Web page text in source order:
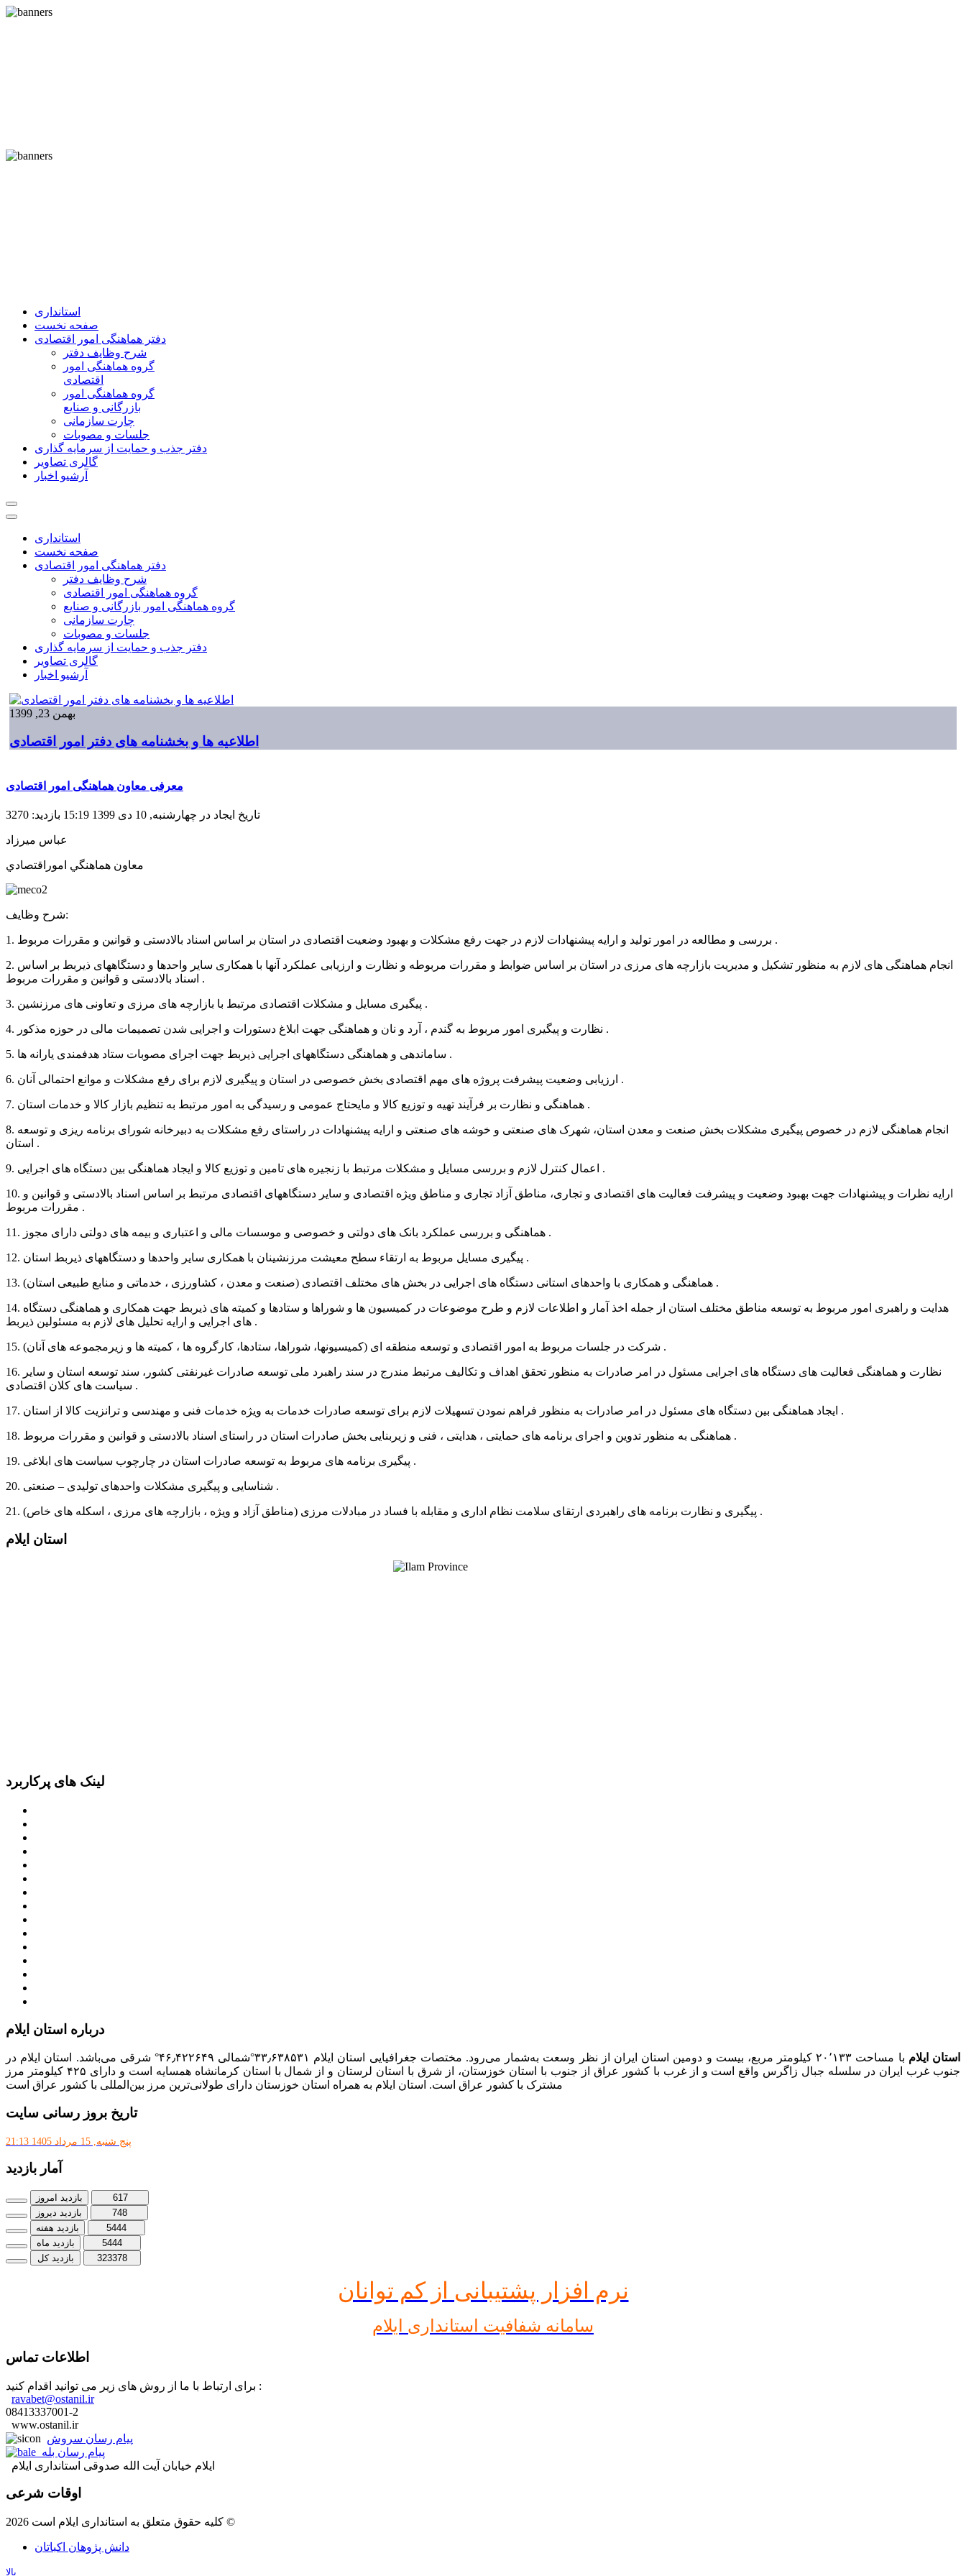
استانداری
صفحه نخست
دفتر هماهنگی امور اقتصادی
شرح وظایف دفتر
گروه هماهنگی امور
اقتصادی
گروه هماهنگی امور
بازرگانی و صنایع
چارت سازمانی
جلسات و مصوبات
دفتر جذب و حمایت از سرمایه گذاری
گالری تصاویر
آرشیو اخبار
استانداری
صفحه نخست
دفتر هماهنگی امور اقتصادی
شرح وظایف دفتر
گروه هماهنگی امور اقتصادی
گروه هماهنگی امور بازرگانی و صنایع
چارت سازمانی
جلسات و مصوبات
دفتر جذب و حمایت از سرمایه گذاری
گالری تصاویر
آرشیو اخبار
بهمن 23, 1399
اطلاعیه ها و بخشنامه های دفتر امور اقتصادی
معرفی معاون هماهنگی امور اقتصادی
تاریخ ایجاد در چهارشنبه, 10 دی 1399 15:19 بازدید: 3270
عباس میرزاد
معاون هماهنگي اموراقتصادي
شرح وظایف:
1. بررسی و مطالعه در امور تولید و ارایه پیشنهادات لازم در جهت رفع مشکلات و بهبود وضعیت اقتصادی در استان بر اساس اسناد بالادستی و قوانین و مقررات مربوط .
2. انجام هماهنگی های لازم به منظور تشکیل و مدیریت بازارچه های مرزی در استان بر اساس ضوابط و مقررات مربوطه و نظارت و ارزیابی عملکرد آنها با همکاری سایر واحدها و دستگاههای ذیربط بر اساس
اسناد بالادستی و قوانین و مقررات مربوط .
3. پیگیری مسایل و مشکلات اقتصادی مرتبط با بازارچه های مرزی و تعاونی های مرزنشین .
4. نظارت و پیگیری امور مربوط به گندم ، آرد و نان و هماهنگی جهت ابلاغ دستورات و اجرایی شدن تصمیمات مالی در حوزه مذکور .
5. ساماندهی و هماهنگی دستگاههای اجرایی ذیربط جهت اجرای مصوبات ستاد هدفمندی یارانه ها .
6. ارزیابی وضعیت پیشرفت پروژه های مهم اقتصادی بخش خصوصی در استان و پیگیری لازم برای رفع مشکلات و موانع احتمالی آنان .
7. هماهنگی و نظارت بر فرآیند تهیه و توزیع کالا و مایحتاج عمومی و رسیدگی به امور مرتبط به تنظیم بازار کالا و خدمات استان .
8. انجام هماهنگی لازم در خصوص پیگیری مشکلات بخش صنعت و معدن استان، شهرک های صنعتی و خوشه های صنعتی و ارایه پیشنهادات در راستای رفع مشکلات به دبیرخانه شورای برنامه ریزی و توسعه
استان .
9. اعمال کنترل لازم و بررسی مسایل و مشکلات مرتبط با زنجیره های تامین و توزیع کالا و ایجاد هماهنگی بین دستگاه های اجرایی .
10. ارایه نظرات و پیشنهادات جهت بهبود وضعیت و پیشرفت فعالیت های اقتصادی و تجاری، مناطق آزاد تجاری و مناطق ویژه اقتصادی و سایر دستگاههای اقتصادی مرتبط بر اساس اسناد بالادستی و قوانین و
مقررات مربوط .
11. هماهنگی و بررسی عملکرد بانک های دولتی و خصوصی و موسسات مالی و اعتباری و بیمه های دولتی دارای مجوز .
12. پیگیری مسایل مربوط به ارتقاء سطح معیشت مرزنشینان با همکاری سایر واحدها و دستگاههای ذیربط استان .
13. هماهنگی و همکاری با واحدهای استانی دستگاه های اجرایی در بخش های مختلف اقتصادی (صنعت و معدن ، کشاورزی ، خدماتی و منابع طبیعی استان) .
14. هدایت و راهبری امور مربوط به توسعه مناطق مختلف استان از جمله اخذ آمار و اطلاعات لازم و طرح موضوعات در کمیسیون ها و شوراها و ستادها و کمیته های ذیربط جهت همکاری و هماهنگی دستگاه
های اجرایی و ارایه تحلیل های لازم به مسئولین ذیربط .
15. شرکت در جلسات مربوط به امور اقتصادی و توسعه منطقه ای (کمیسیونها، شوراها، ستادها، کارگروه ها ، کمیته ها و زیرمجموعه های آنان) .
16. نظارت و هماهنگی فعالیت های دستگاه های اجرایی مسئول در امر صادرات به منظور تحقق اهداف و تکالیف مرتبط مندرج در سند راهبرد ملی توسعه صادرات غیرنفتی کشور، سند توسعه استان و سایر
سیاست های کلان اقتصادی .
17. ایجاد هماهنگی بین دستگاه های مسئول در امر صادرات به منظور فراهم نمودن تسهیلات لازم برای توسعه صادرات خدمات به ویژه خدمات فنی و مهندسی و ترانزیت کالا از استان .
18. هماهنگی به منظور تدوین و اجرای برنامه های حمایتی ، هدایتی ، فنی و زیربنایی بخش صادرات استان در راستای اسناد بالادستی و قوانین و مقررات مربوط .
19. پیگیری برنامه های مربوط به توسعه صادرات استان در چارچوب سیاست های ابلاغی .
20. شناسایی و پیگیری مشکلات واحدهای تولیدی – صنعتی .
21. پیگیری و نظارت برنامه های راهبردی ارتقای سلامت نظام اداری و مقابله با فساد در مبادلات مرزی (مناطق آزاد و ویژه ، بازارچه های مرزی ، اسکله های خاص) .
استان ایلام
لینک های پرکاربرد
درباره استان ایلام
استان ایلام
با مساحت ۲۰٬۱۳۳ کیلومتر مربع، بیست و دومین استان ایران از نظر وسعت به‌شمار می‌رود. مختصات جغرافیایی استان ایلام ۳۳٫۶۳۸۵۳۱°شمالی ۴۶٫۴۲۲۶۴۹° شرقی می‌باشد. استان ایلام در
جنوب غرب ایران در سلسله جبال زاگرس واقع است و از غرب با کشور عراق از جنوب با استان خوزستان، از شرق با استان لرستان و از شمال با استان کرمانشاه همسایه است و دارای ۴۲۵ کیلومتر مرز
مشترک با کشور عراق است. استان ایلام به همراه استان خوزستان دارای طولانی‌ترین مرز بین‌المللی با کشور عراق است
تاریخ بروز رسانی سایت
پنج شنبه, 15 مرداد 1405 21:13
آمار بازدید
بازدید امروز
617
بازدید دیروز
748
بازدید هفته
5444
بازدید ماه
5444
بازدید کل
323378
نرم افز ار پشتیبانی از کم توانان
سامانه شفافیت استانداری ایلام
اطلاعات تماس
برای ارتباط با ما از روش های زیر می توانید اقدام کنید :
ravabet@ostanil.ir
08413337001-2
www.ostanil.ir
پیام رسان سروش
پیام رسان بله
ایلام خیابان آیت الله صدوقی استانداری ایلام
اوقات شرعی
کلیه حقوق متعلق به استانداری ایلام است 2026 ©
دانش پژوهان اکباتان
بالا